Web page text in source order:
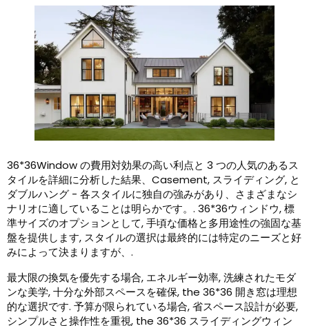
36*36Window の費用対効果の高い利点と 3 つの人気のあるス
タイルを詳細に分析した結果、Casement, スライディング, と
ダブルハング - 各スタイルに独自の強みがあり、さまざまなシ
ナリオに適していることは明らかです。. 36*36ウィンドウ, 標
準サイズのオプションとして, 手頃な価格と多用途性の強固な基
盤を提供します, スタイルの選択は最終的には特定のニーズと好
みによって決まりますが、.
最大限の換気を優先する場合, エネルギー効率, 洗練されたモダ
ンな美学, 十分な外部スペースを確保, the 36*36 開き窓は理想
的な選択です. 予算が限られている場合, 省スペース設計が必要,
シンプルさと操作性を重視, the 36*36 スライディングウィン